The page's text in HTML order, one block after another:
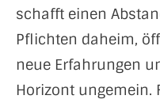
schafft einen
Pflichten daheim,
neue Erfahrungen
Horizont ungemein.